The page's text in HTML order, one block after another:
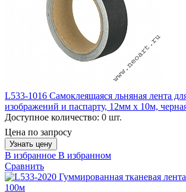
L533-1016 Самоклеящаяся льняная лента
изображений и паспарту, 12мм х 10м,
Доступное количество: 0 шт.
Цена по запросу
Узнать цену
В избранное В избранном
Сравнить